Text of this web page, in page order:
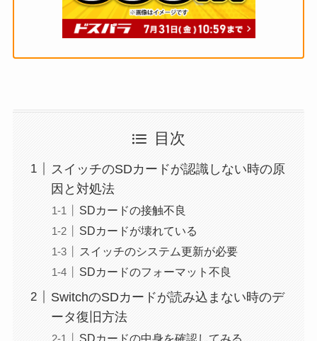
目次
スイッチのSDカードが認識しない時の原
因と対処法
SDカードの接触不良
SDカードが壊れている
スイッチのシステム更新が必要
SDカードのフォーマット不良
SwitchのSDカードが読み込まない時のデ
ータ復旧方法
SDカードの中身を確認してみる